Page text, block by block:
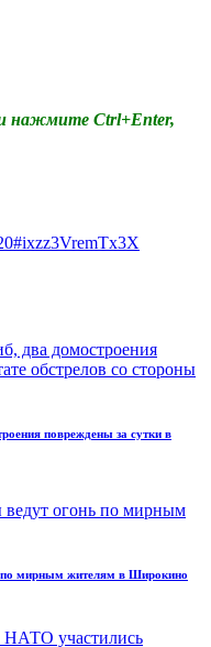
нажмите Ctrl+Enter,
повреждены за сутки в
по мирным жителям в Широкино